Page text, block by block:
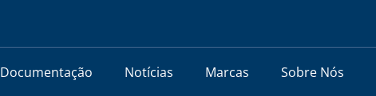
Documentação Notícias Marcas Sobre Nós